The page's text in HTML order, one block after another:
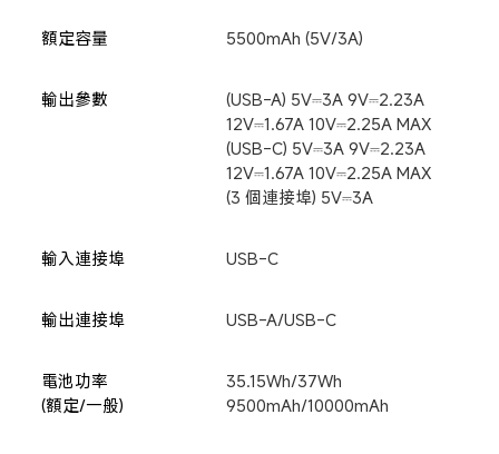
額定容量 5500mAh (5V/3A)
輸出參數
(USB-A) 5V⎓3A 9V⎓2.23A
12V⎓1.67A 10V⎓2.25A MAX
(USB-C) 5V⎓3A 9V⎓2.23A
12V⎓1.67A 10V⎓2.25A MAX
(3 個連接埠) 5V⎓3A
輸入連接埠 USB-C
輸出連接埠 USB-A/USB-C
電池功率
(額定/一般)
35.15Wh/37Wh
9500mAh/10000mAh